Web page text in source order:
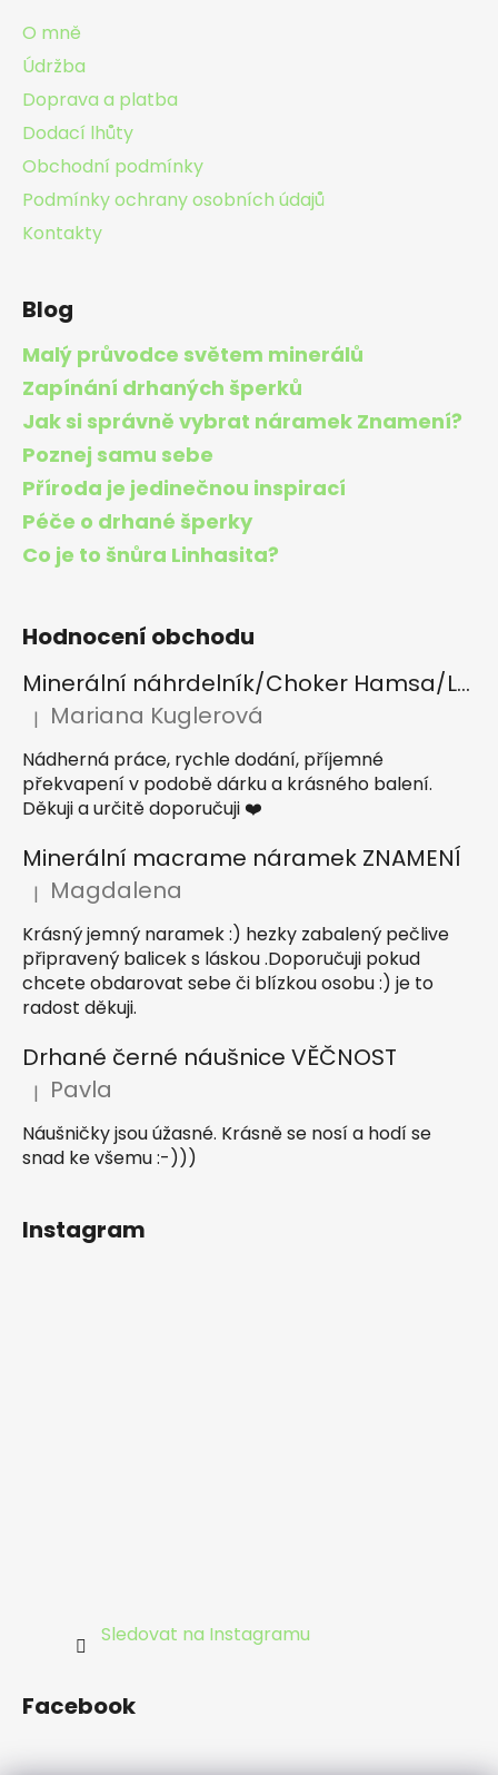
O mně
Údržba
Doprava a platba
Dodací lhůty
Obchodní podmínky
Podmínky ochrany osobních údajů
Kontakty
Blog
Malý průvodce světem minerálů
Zapínání drhaných šperků
Jak si správně vybrat náramek Znamení?
Poznej samu sebe
Příroda je jedinečnou inspirací
Péče o drhané šperky
Co je to šnůra Linhasita?
Hodnocení obchodu
Minerální náhrdelník/Choker Hamsa/Lapis lazuli, Tygří oko, Apatit
Hodnocení produktu je 5 z 5 hvězdiček.
| Mariana Kuglerová
Nádherná práce, rychle dodání, příjemné
překvapení v podobě dárku a krásného balení.
Děkuji a určitě doporučuji ❤️
Minerální macrame náramek ZNAMENÍ
Hodnocení produktu je 5 z 5 hvězdiček.
| Magdalena
Krásný jemný naramek :) hezky zabalený pečlive
připravený balicek s láskou .Doporučuji pokud
chcete obdarovat sebe či blízkou osobu :) je to
radost děkuji.
Drhané černé náušnice VĚČNOST
Hodnocení produktu je 5 z 5 hvězdiček.
| Pavla
Náušničky jsou úžasné. Krásně se nosí a hodí se
snad ke všemu :-)))
Instagram
Sledovat na Instagramu
Facebook